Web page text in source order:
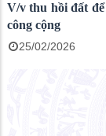
V/v thu hồi đất
công cộng
25/02/2026